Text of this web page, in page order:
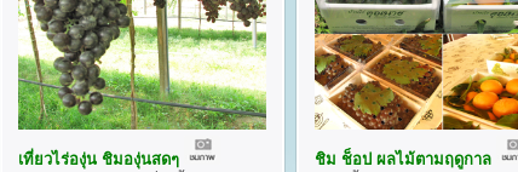
เที่ยวไร่องุ่น ชิมองุ่นสดๆ ชิม ช็อป ผลไม้ตามฤดูกาล